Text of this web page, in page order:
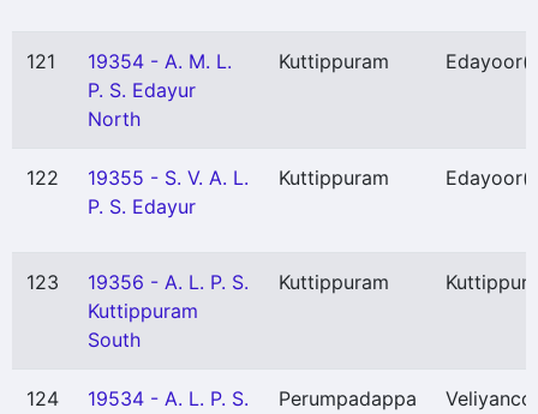
121
19354 - A. M. L.
P. S. Edayur
North
Kuttippuram Edayoor
122
19355 - S. V. A. L.
P. S. Edayur
Kuttippuram Edayoor
123
19356 - A. L. P. S.
Kuttippuram
South
Kuttippuram
124 19534 - A. L. P. S. Perumpadappa